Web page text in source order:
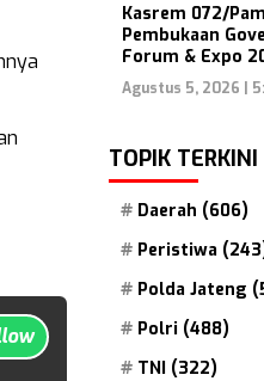
Kasrem 072/
Pembukaan
Forum & Expo
Agustus 5, 2026 |
TOPIK TERKINI
Daerah (606)
Peristiwa
Polda Jateng
Polri (488)
TNI (322)